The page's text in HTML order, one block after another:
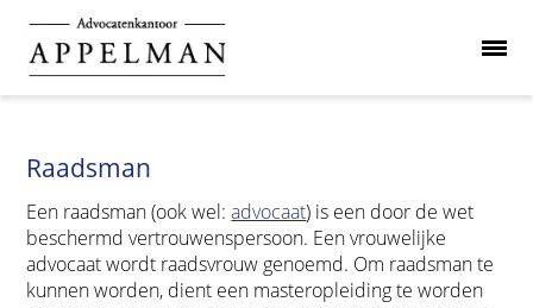
Raadsman
Een raadsman (ook wel:advocaat) is een door de wet
beschermd vertrouwenspersoon. Een vrouwelijke
advocaat wordt raadsvrouw genoemd. Om raadsman te
kunnen worden, dient een masteropleiding te worden